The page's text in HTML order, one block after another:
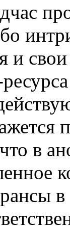
и
в